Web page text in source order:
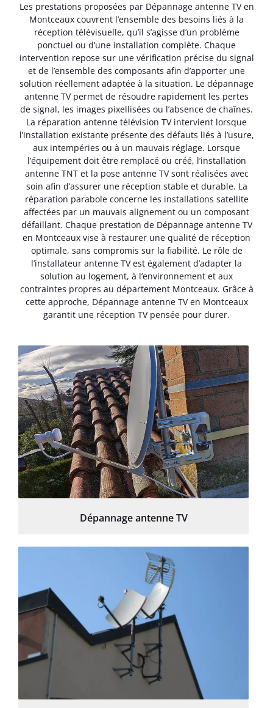
Les prestations proposées par Dépannage antenne TV en
Montceaux couvrent l’ensemble des besoins liés à la
réception télévisuelle, qu’il s’agisse d’un problème
ponctuel ou d’une installation complète. Chaque
intervention repose sur une vérification précise du signal
et de l’ensemble des composants afin d’apporter une
solution réellement adaptée à la situation. Le dépannage
antenne TV permet de résoudre rapidement les pertes
de signal, les images pixellisées ou l’absence de chaînes.
La réparation antenne télévision TV intervient lorsque
l’installation existante présente des défauts liés à l’usure,
aux intempéries ou à un mauvais réglage. Lorsque
l’équipement doit être remplacé ou créé, l’installation
antenne TNT et la pose antenne TV sont réalisées avec
soin afin d’assurer une réception stable et durable. La
réparation parabole concerne les installations satellite
affectées par un mauvais alignement ou un composant
défaillant. Chaque prestation de Dépannage antenne TV
en Montceaux vise à restaurer une qualité de réception
optimale, sans compromis sur la fiabilité. Le rôle de
l’installateur antenne TV est également d’adapter la
solution au logement, à l’environnement et aux
contraintes propres au département Montceaux. Grâce à
cette approche, Dépannage antenne TV en Montceaux
garantit une réception TV pensée pour durer.
Dépannage antenne TV